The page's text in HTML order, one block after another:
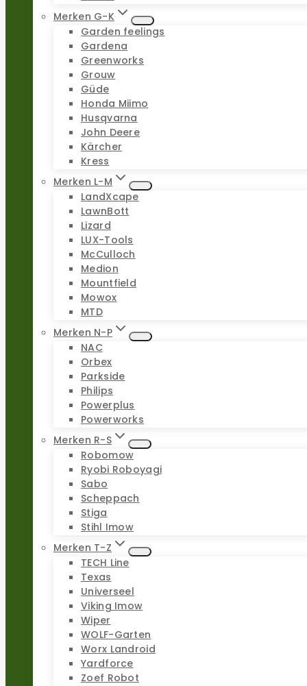
Merken G-K
Garden feelings
Gardena
Greenworks
Grouw
Güde
Honda Miimo
Husqvarna
John Deere
Kärcher
Kress
Merken L-M
LandXcape
LawnBott
Lizard
LUX-Tools
McCulloch
Medion
Mountfield
Mowox
MTD
Merken N-P
NAC
Orbex
Parkside
Philips
Powerplus
Powerworks
Merken R-S
Robomow
Ryobi Roboyagi
Sabo
Scheppach
Stiga
Stihl Imow
Merken T-Z
TECH Line
Texas
Universeel
Viking Imow
Wiper
WOLF-Garten
Worx Landroid
Yardforce
Zoef Robot